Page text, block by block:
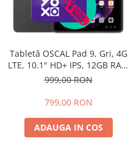
Tabletă OSCAL Pad 9, Gri, 4G
LTE, 10.1" HD+ IPS, 12GB RAM
(4GB + 8GB extensibili),
Dual SIM
999,00 RON
799,00 RON
ADAUGA IN COS